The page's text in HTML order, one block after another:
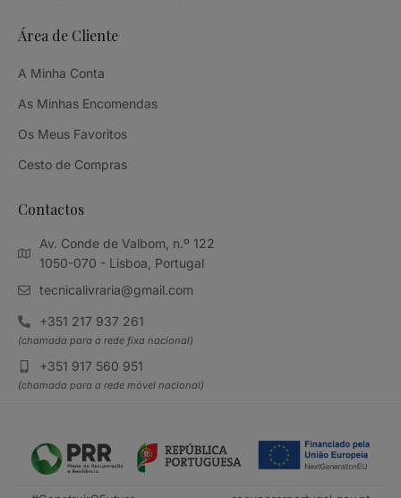
Área de Cliente
A Minha Conta
As Minhas Encomendas
Os Meus Favoritos
Cesto de Compras
Contactos
Av. Conde de Valbom, n.º 122
1050-070 - Lisboa, Portugal
tecnicalivraria@gmail.com
+351 217 937 261
(chamada para a rede fixa nacional)
+351 917 560 951
(chamada para a rede móvel nacional)